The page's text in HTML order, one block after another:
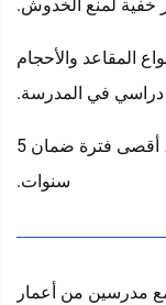
خفية لمنع الخدوش.
المقاعد والأحجام
في المدرسة.
سهل التنظيف والصيانة، أقصى فترة ضمان 5
سنوات.
مدرسين من أعمار